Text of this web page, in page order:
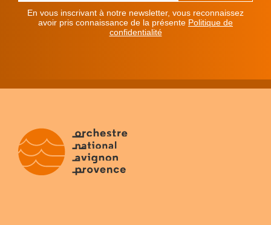
En vous inscrivant à notre newsletter, vous reconnaissez
avoir pris connaissance de la présente Politique de
confidentialité